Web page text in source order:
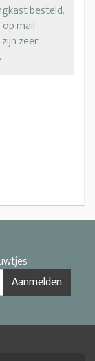
besteld.
mail.
zeer
Aanmelden